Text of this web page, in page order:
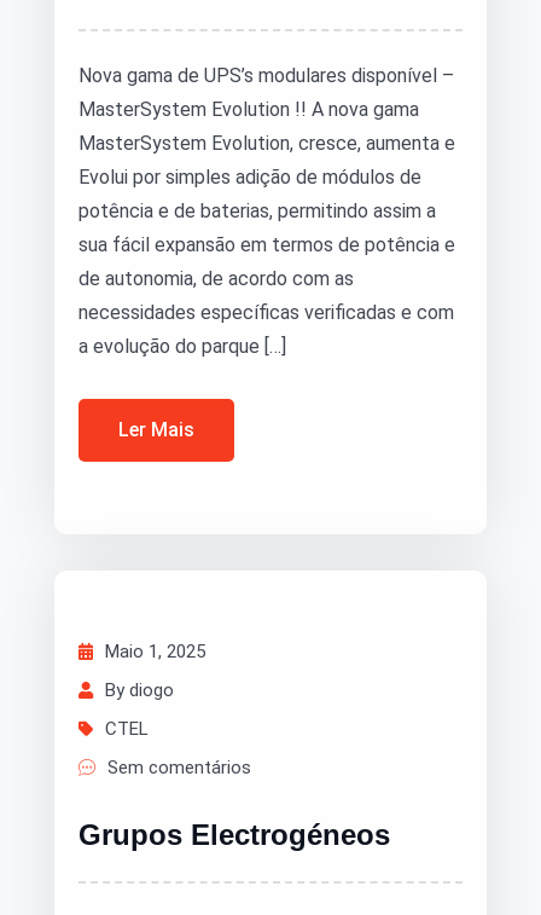
Nova gama de UPS’s modulares disponível –
MasterSystem Evolution !! A nova gama
MasterSystem Evolution, cresce, aumenta e
Evolui por simples adição de módulos de
potência e de baterias, permitindo assim a
sua fácil expansão em termos de potência e
de autonomia, de acordo com as
necessidades específicas verificadas e com
a evolução do parque […]
Ler Mais
Maio 1, 2025
By diogo
CTEL
Sem comentários
Grupos Electrogéneos